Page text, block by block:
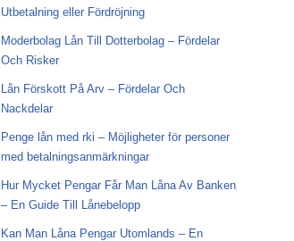
Utbetalning eller Fördröjning
Moderbolag Lån Till Dotterbolag – Fördelar
Och Risker
Lån Förskott På Arv – Fördelar Och
Nackdelar
Penge lån med rki – Möjligheter för personer
med betalningsanmärkningar
Hur Mycket Pengar Får Man Låna Av Banken
– En Guide Till Lånebelopp
Kan Man Låna Pengar Utomlands – En